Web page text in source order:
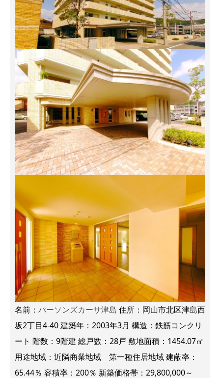
名前： パーソンズカーサ津島 住所：岡山市北区津島西
坂2丁目4-40 建築年：2003年3月 構造：鉄筋コンクリ
ート 階数：9階建 総戸数：28戸 敷地面積：1454.07㎡
用途地域：近隣商業地域 第一種住居地域 建蔽率：
65.44％ 容積率：200％ 新築価格帯：29,800,000～